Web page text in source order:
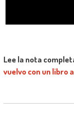
Lee la nota
vuelvo con un libro